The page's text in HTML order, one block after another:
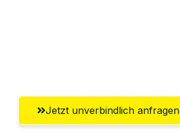
Jetzt unverbindlich anfragen